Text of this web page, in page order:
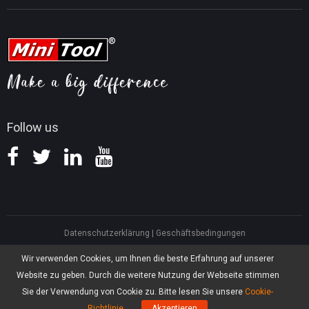
Wir verwenden Cookies, um Ihnen die beste Erfahrung auf unserer
Website zu geben. Durch die weitere Nutzung der Webseite stimmen
Sie der Verwendung von Cookie zu. Bitte lesen Sie unsere Cookie-
Follow us
Tipps für Videokonvertierung
Tipps für Bildschirmaufnahmen
Wissensdatenbank
Hilfe
Datenschutzerklärung
Geschäftsbedingungen
North America, Canada, Unit 170 - 422, Richards Street, Vancouver, British
Asia, Hong Kong, Suite 820,8/F., Ocean Centre, Harbour City, 5 Canton Road,
Tsim Sha Tsui, Kowloon
MiniTool Software Limited, Alle Rechte vorbehalten.